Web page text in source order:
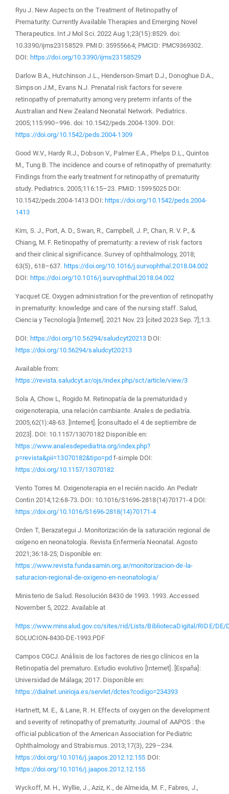
Ryu J. New Aspects on the Treatment of Retinopathy of
Prematurity: Currently Available Therapies and Emerging Novel
Therapeutics. Int J Mol Sci. 2022 Aug 1;23(15):8529. doi:
10.3390/ijms23158529. PMID: 35955664; PMCID: PMC9369302.
DOI: https://doi.org/10.3390/ijms23158529
Darlow B.A., Hutchinson J.L., Henderson-Smart D.J., Donoghue D.A.,
Simpson J.M., Evans N.J. Prenatal risk factors for severe
retinopathy of prematurity among very preterm infants of the
Australian and New Zealand Neonatal Network. Pediatrics.
2005;115:990–996. doi: 10.1542/peds.2004-1309. DOI:
https://doi.org/10.1542/peds.2004-1309
Good W.V., Hardy R.J., Dobson V., Palmer E.A., Phelps D.L., Quintos
M., Tung B. The incidence and course of retinopathy of prematurity:
Findings from the early treatment for retinopathy of prematurity
study. Pediatrics. 2005;116:15–23. PMID: 15995025 DOI:
10.1542/peds.2004-1413 DOI: https://doi.org/10.1542/peds.2004-
1413
Kim, S. J., Port, A. D., Swan, R., Campbell, J. P., Chan, R. V. P., &
Chiang, M. F. Retinopathy of prematurity: a review of risk factors
and their clinical significance. Survey of ophthalmology, 2018;
63(5), 618–637. https://doi.org/10.1016/j.survophthal.2018.04.002
DOI: https://doi.org/10.1016/j.survophthal.2018.04.002
Yacquet CE. Oxygen administration for the prevention of retinopathy
in prematurity: knowledge and care of the nursing staff. Salud,
Ciencia y Tecnología [Internet]. 2021 Nov. 23 [cited 2023 Sep. 7];1:3.
DOI: https://doi.org/10.56294/saludcyt20213 DOI:
https://doi.org/10.56294/saludcyt20213
Available from:
https://revista.saludcyt.ar/ojs/index.php/sct/article/view/3
Sola A, Chow L, Rogido M. Retinopatía de la prematuridad y
oxigenoterapia, una relación cambiante. Anales de pediatría.
2005;62(1):48-63. [Internet]. [consultado el 4 de septiembre de
2023]. DOI: 10.1157/13070182 Disponible en:
https://www.analesdepediatria.org/index.php?
p=revista&pii=13070182&tipo=pd f-simple DOI:
https://doi.org/10.1157/13070182
Vento Torres M. Oxigenoterapia en el recién nacido. An Pediatr
Contin 2014;12:68-73. DOI: 10.1016/S1696-2818(14)70171-4 DOI:
https://doi.org/10.1016/S1696-2818(14)70171-4
Orden T, Berazategui J. Monitorización de la saturación regional de
oxígeno en neonatología. Revista Enfermería Neonatal. Agosto
2021;36:18-25; Disponible en:
https://www.revista.fundasamin.org.ar/monitorizacion-de-la-
saturacion-regional-de-oxigeno-en-neonatologia/
Ministerio de Salud. Resolución 8430 de 1993. 1993. Accessed
November 5, 2022. Available at
https://www.minsalud.gov.co/sites/rid/Lists/BibliotecaDigital/RIDE/DE/
SOLUCION-8430-DE-1993.PDF
Campos CGCJ. Análisis de los factores de riesgo clínicos en la
Retinopatía del prematuro. Estudio evolutivo [Internet]. [España]:
Universidad de Málaga; 2017. Disponible en:
https://dialnet.unirioja.es/servlet/dctes?codigo=234393
Hartnett, M. E., & Lane, R. H. Effects of oxygen on the development
and severity of retinopathy of prematurity. Journal of AAPOS : the
official publication of the American Association for Pediatric
Ophthalmology and Strabismus. 2013;17(3), 229–234.
https://doi.org/10.1016/j.jaapos.2012.12.155 DOI:
https://doi.org/10.1016/j.jaapos.2012.12.155
Wyckoff, M. H., Wyllie, J., Aziz, K., de Almeida, M. F., Fabres, J.,